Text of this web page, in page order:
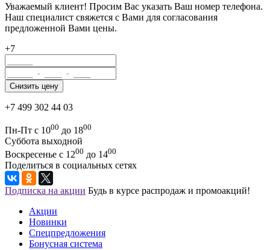
Уважаемый клиент! Просим Вас указать Ваш номер телефона.
Наш специалист свяжется с Вами для согласования
предложенной Вами цены.
+7
+7 499 302 44 03
Пн-Пт с 1000 до 1800
Суббота выходной
Воскресенье с 1200 до 1400
Поделиться в социальных сетях
Подписка на акции Будь в курсе распродаж и промоакций!
Акции
Новинки
Спецпредложения
Бонусная система